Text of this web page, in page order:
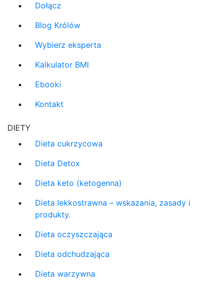
Dołącz
Blog Królów
Wybierz eksperta
Kalkulator BMI
Ebooki
Kontakt
DIETY
Dieta cukrzycowa
Dieta Detox
Dieta keto (ketogenna)
Dieta lekkostrawna – wskazania, zasady i
produkty.
Dieta oczyszczająca
Dieta odchudzająca
Dieta warzywna